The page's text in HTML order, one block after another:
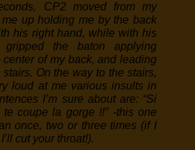
CP2 moved from my
up holding me by the back
his right hand, while with his
the baton applying
center of my back, and leading
On the way to the stairs,
loud at me various insults in
I’m sure about are: “Si
coupe la gorge !!” -this one
once, two or three times (if I
cut your throat!).